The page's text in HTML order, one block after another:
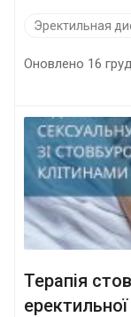
Эректильная
Оновлено 16
Терапія